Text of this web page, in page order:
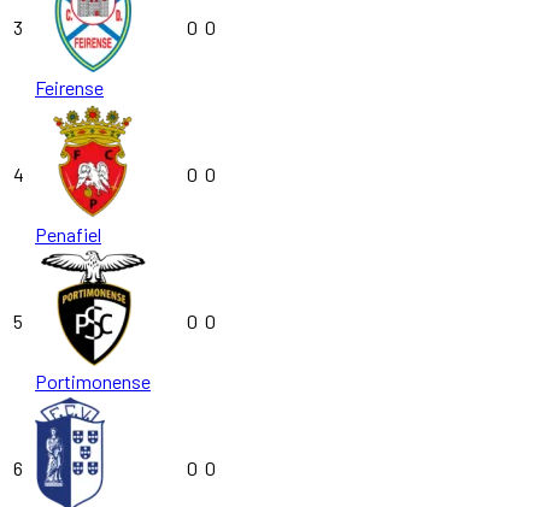
3
Feirense
0 0
4
Penafiel
0 0
5
Portimonense
0 0
6 0 0